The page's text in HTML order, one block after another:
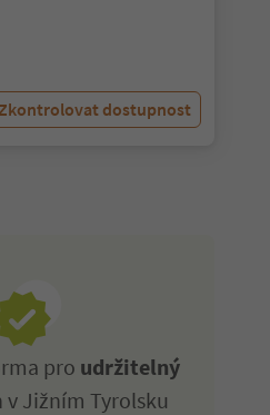
dostupnost
pro udržitelný
Jižním Tyrolsku